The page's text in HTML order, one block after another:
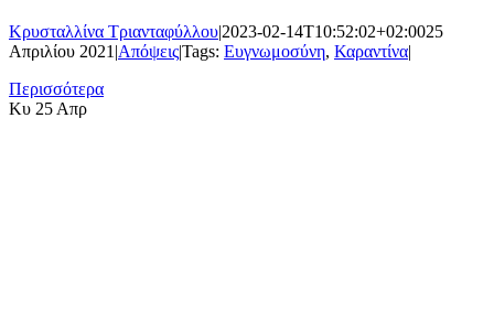
Κρυσταλλίνα Τριανταφύλλου|2023-02-14T10:52:02+02:0025
Απριλίου 2021 |Απόψεις|Tags: Ευγνωμοσύνη, Καραντίνα|
Περισσότερα
Κυ 25 Απρ